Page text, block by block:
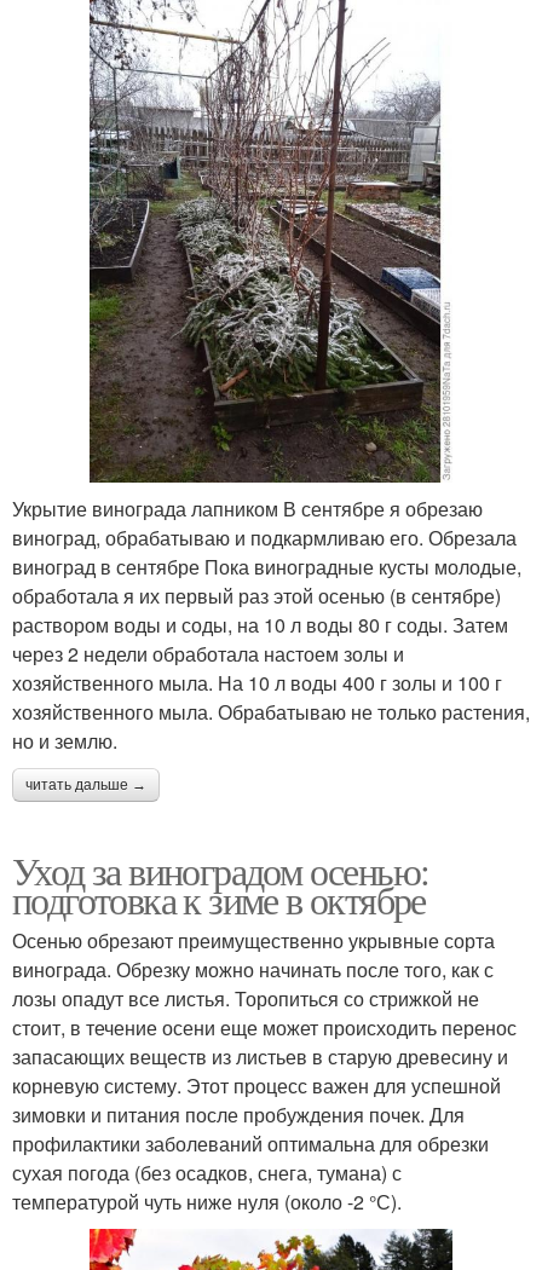
Укрытие винограда лапником В сентябре я обрезаю
виноград, обрабатываю и подкармливаю его. Обрезала
виноград в сентябре Пока виноградные кусты молодые,
обработала я их первый раз этой осенью (в сентябре)
раствором воды и соды, на 10 л воды 80 г соды. Затем
через 2 недели обработала настоем золы и
хозяйственного мыла. На 10 л воды 400 г золы и 100 г
хозяйственного мыла. Обрабатываю не только растения,
но и землю.
читать дальше →
Уход за виноградом осенью:
подготовка к зиме в октябре
Осенью обрезают преимущественно укрывные сорта
винограда. Обрезку можно начинать после того, как с
лозы опадут все листья. Торопиться со стрижкой не
стоит, в течение осени еще может происходить перенос
запасающих веществ из листьев в старую древесину и
корневую систему. Этот процесс важен для успешной
зимовки и питания после пробуждения почек. Для
профилактики заболеваний оптимальна для обрезки
сухая погода (без осадков, снега, тумана) с
температурой чуть ниже нуля (около -2 °С).